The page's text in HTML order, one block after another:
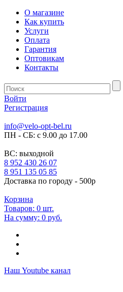
О магазине
Как купить
Услуги
Оплата
Гарантия
Оптовикам
Контакты
Войти
Регистрация
info@velo-opt-bel.ru
ПН - СБ: с 9.00 до 17.00
ВС: выходной
8 952 430 26 07
8 951 135 05 85
Доставка по городу - 500р
Корзина
Товаров: 0 шт.
На сумму: 0 руб.
Наш Youtube канал